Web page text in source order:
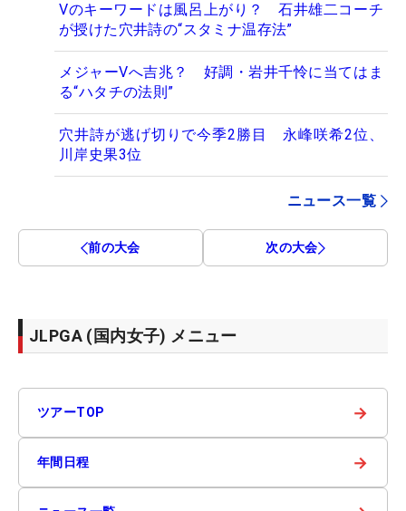
Vのキーワードは風呂上がり？ 石井雄二コーチ
が授けた穴井詩の“スタミナ温存法”
メジャーVへ吉兆？ 好調・岩井千怜に当てはま
る“ハタチの法則”
穴井詩が逃げ切りで今季2勝目 永峰咲希2位、
川岸史果3位
ニュース一覧
前の大会 次の大会
JLPGA (国内女子) メニュー
ツアーTOP →
年間日程 →